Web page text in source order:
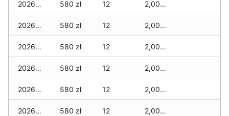
2026-04-29 580 zł 12 2,000 zł
2026-04-28 580 zł 12 2,000 zł
2026-04-27 580 zł 12 2,000 zł
2026-04-26 580 zł 12 2,000 zł
2026-04-25 580 zł 12 2,000 zł
2026-04-24 580 zł 12 2,000 zł